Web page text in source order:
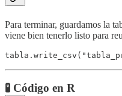
Para terminar, guardamos la
viene bien tenerlo listo para
🧪 Código en R